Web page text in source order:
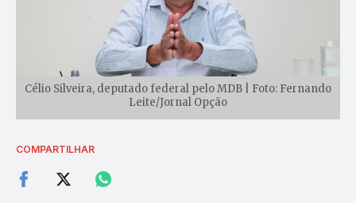
Célio Silveira, deputado federal pelo MDB | Foto: Fernando
Leite/Jornal Opção
COMPARTILHAR